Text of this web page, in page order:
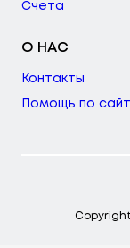
Счета
О НАС
Контакты
Помощь по